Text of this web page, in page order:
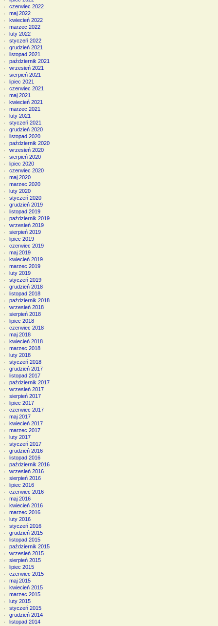
czerwiec 2022
maj 2022
kwiecień 2022
marzec 2022
luty 2022
styczeń 2022
grudzień 2021
listopad 2021
październik 2021
wrzesień 2021
sierpień 2021
lipiec 2021
czerwiec 2021
maj 2021
kwiecień 2021
marzec 2021
luty 2021
styczeń 2021
grudzień 2020
listopad 2020
październik 2020
wrzesień 2020
sierpień 2020
lipiec 2020
czerwiec 2020
maj 2020
marzec 2020
luty 2020
styczeń 2020
grudzień 2019
listopad 2019
październik 2019
wrzesień 2019
sierpień 2019
lipiec 2019
czerwiec 2019
maj 2019
kwiecień 2019
marzec 2019
luty 2019
styczeń 2019
grudzień 2018
listopad 2018
październik 2018
wrzesień 2018
sierpień 2018
lipiec 2018
czerwiec 2018
maj 2018
kwiecień 2018
marzec 2018
luty 2018
styczeń 2018
grudzień 2017
listopad 2017
październik 2017
wrzesień 2017
sierpień 2017
lipiec 2017
czerwiec 2017
maj 2017
kwiecień 2017
marzec 2017
luty 2017
styczeń 2017
grudzień 2016
listopad 2016
październik 2016
wrzesień 2016
sierpień 2016
lipiec 2016
czerwiec 2016
maj 2016
kwiecień 2016
marzec 2016
luty 2016
styczeń 2016
grudzień 2015
listopad 2015
październik 2015
wrzesień 2015
sierpień 2015
lipiec 2015
czerwiec 2015
maj 2015
kwiecień 2015
marzec 2015
luty 2015
styczeń 2015
grudzień 2014
listopad 2014